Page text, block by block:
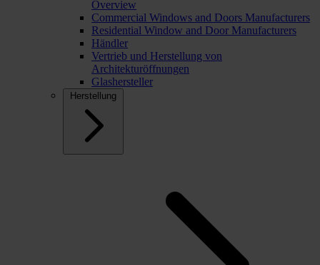
Overview
Commercial Windows and Doors Manufacturers
Residential Window and Door Manufacturers
Händler
Vertrieb und Herstellung von
Architekturöffnungen
Glashersteller
Herstellung